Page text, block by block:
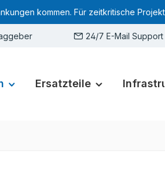
kommen. Für zeitkritische
24/7 E-Mail Support
Ersatzteile